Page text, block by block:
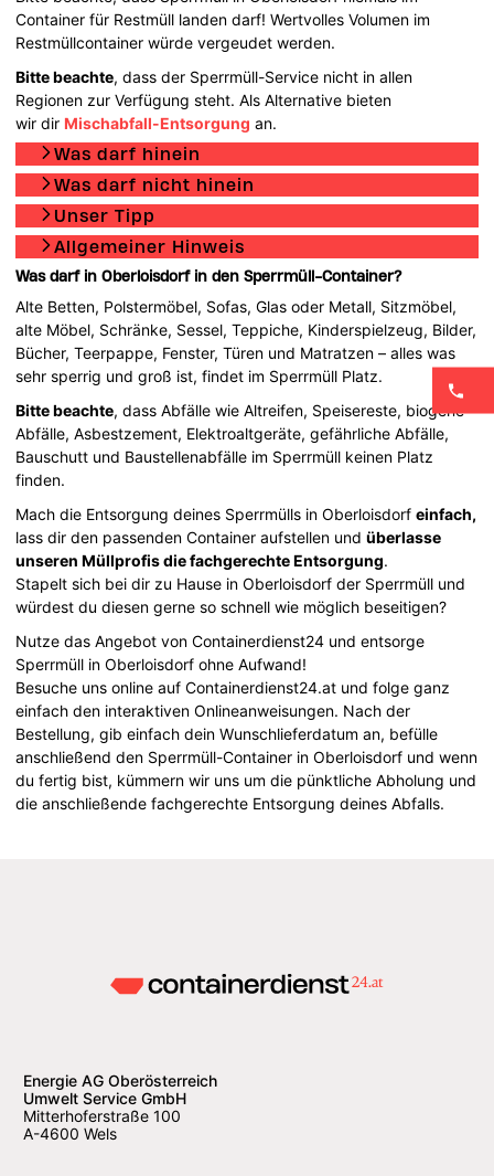
Container für Restmüll landen darf! Wertvolles Volumen im
Restmüllcontainer würde vergeudet werden.
Bitte beachte, dass der Sperrmüll-Service nicht in allen
Regionen zur Verfügung steht. Als Alternative bieten
wir dir Mischabfall-Entsorgung an.
Was darf hinein
Was darf nicht hinein
Unser Tipp
Allgemeiner Hinweis
Was darf in Oberloisdorf in den Sperrmüll-Container?
Alte Betten, Polstermöbel, Sofas, Glas oder Metall, Sitzmöbel,
alte Möbel, Schränke, Sessel, Teppiche, Kinderspielzeug, Bilder,
Bücher, Teerpappe, Fenster, Türen und Matratzen – alles was
sehr sperrig und groß ist, findet im Sperrmüll Platz.
Bitte beachte, dass Abfälle wie Altreifen, Speisereste, biogene
Abfälle, Asbestzement, Elektroaltgeräte, gefährliche Abfälle,
Bauschutt und Baustellenabfälle im Sperrmüll keinen Platz
finden.
Mach die Entsorgung deines Sperrmülls in Oberloisdorfeinfach,
lass dir den passenden Container aufstellen undüberlasse
unseren Müllprofis die fachgerechte Entsorgung.
Stapelt sich bei dir zu Hause in Oberloisdorf der Sperrmüll und
würdest du diesen gerne so schnell wie möglich beseitigen?
Nutze das Angebot von Containerdienst24 und entsorge
Sperrmüll in Oberloisdorf ohne Aufwand!
Besuche uns online auf Containerdienst24.at und folge ganz
einfach den interaktiven Onlineanweisungen. Nach der
Bestellung, gib einfach dein Wunschlieferdatum an, befülle
anschließend den Sperrmüll-Container in Oberloisdorf und wenn
du fertig bist, kümmern wir uns um die pünktliche Abholung und
die anschließende fachgerechte Entsorgung deines Abfalls.
Energie AG Oberösterreich
Umwelt Service GmbH
Mitterhoferstraße 100
A-4600 Wels